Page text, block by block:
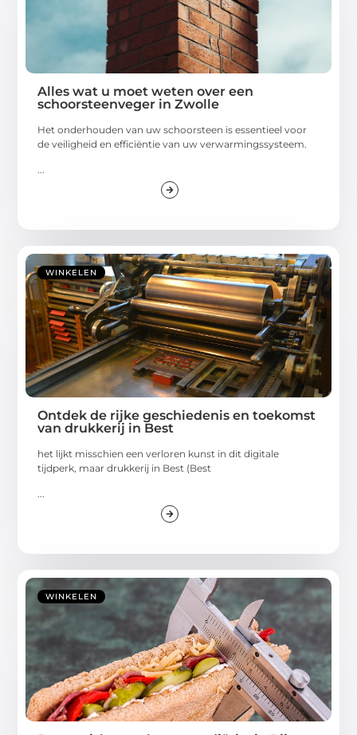
Alles wat u moet weten over een
schoorsteenveger in Zwolle
Het onderhouden van uw schoorsteen is essentieel voor
de veiligheid en efficiëntie van uw verwarmingssysteem.
WINKELEN
Ontdek de rijke geschiedenis en toekomst
van drukkerij in Best
het lijkt misschien een verloren kunst in dit digitale
tijdperk, maar drukkerij in Best (Best
...
WINKELEN